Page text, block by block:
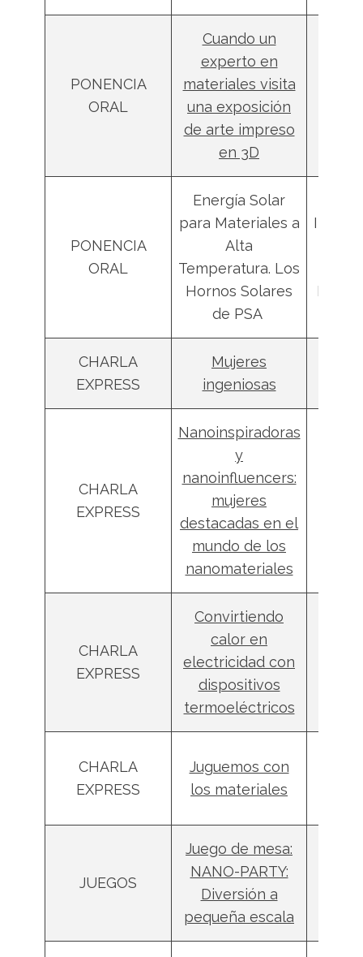
PONENCIA
ORAL
Cuando un
experto en
materiales visita
una exposición
de arte impreso
en 3D
PONENCIA
ORAL
Energía Solar
para Materiales a
Alta
Temperatura. Los
Hornos Solares
de PSA
CHARLA
EXPRESS
Mujeres
ingeniosas
CHARLA
EXPRESS
Nanoinspiradoras
y
nanoinfluencers:
mujeres
destacadas en el
mundo de los
nanomateriales
CHARLA
EXPRESS
Convirtiendo
calor en
electricidad con
dispositivos
termoeléctricos
CHARLA
EXPRESS
Juguemos con
los materiales
JUEGOS
Juego de mesa:
NANO-PARTY:
Diversión a
pequeña escala